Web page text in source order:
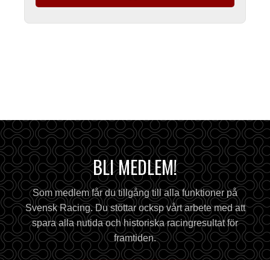
BLI MEDLEM!
Som medlem får du tillgång till alla funktioner på
Svensk Racing. Du stöttar ocksp vårt arbete med att
spara alla nutida och historiska racingresultat för
framtiden.